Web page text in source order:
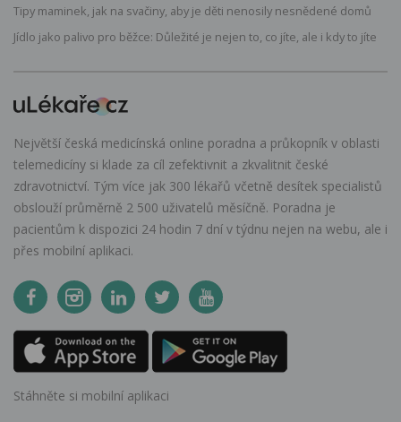
Tipy maminek, jak na svačiny, aby je děti nenosily nesnědené domů
Jídlo jako palivo pro běžce: Důležité je nejen to, co jíte, ale i kdy to jíte
Největší česká medicínská online poradna a průkopník v oblasti
telemedicíny si klade za cíl zefektivnit a zkvalitnit české
zdravotnictví. Tým více jak 300 lékařů včetně desítek specialistů
obslouží průměrně 2 500 uživatelů měsíčně. Poradna je
pacientům k dispozici 24 hodin 7 dní v týdnu nejen na webu, ale i
přes mobilní aplikaci.
Stáhněte si mobilní aplikaci